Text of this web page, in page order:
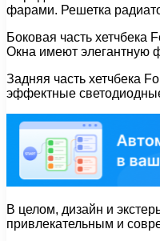
фарами. Решетка
Боковая часть хетчбека
Окна имеют элегантную
Задняя часть хетчбека
эффектные
В целом, дизайн и
привлекательным и